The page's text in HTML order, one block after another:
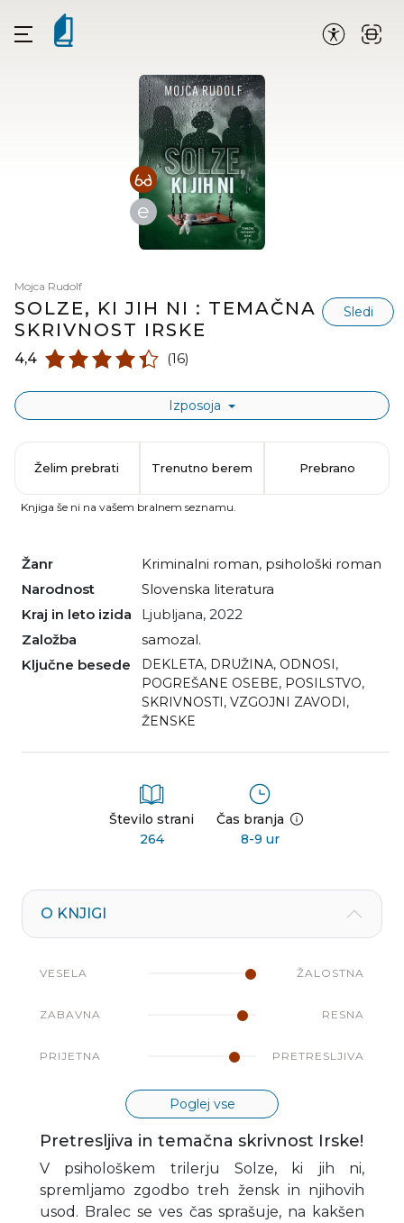
e
Mojca Rudolf
SOLZE, KI JIH NI : TEMAČNA
SKRIVNOST IRSKE
Sledi
4,4 (16)
Izposoja
Žanr kriminalni roman, psihološki roman
Narodnost
slovenska literatura
Kraj in leto izida
Ljubljana, 2022
Založba
samozal.
Ključne besede
DEKLETA, DRUŽINA, ODNOSI,
POGREŠANE OSEBE, POSILSTVO,
SKRIVNOSTI, VZGOJNI ZAVODI,
ŽENSKE
Število strani
264
Čas branja
8-9 ur
Želim prebrati Trenutno berem Prebrano
Knjiga še ni na vašem bralnem seznamu.
O KNJIGI
VESELA ŽALOSTNA
ZABAVNA RESNA
PRIJETNA PRETRESLJIVA
Poglej vse
Pretresljiva in temačna skrivnost Irske!
V psihološkem trilerju Solze, ki jih ni,
spremljamo zgodbo treh žensk in njihovih
usod. Bralec se ves čas sprašuje, na kakšen